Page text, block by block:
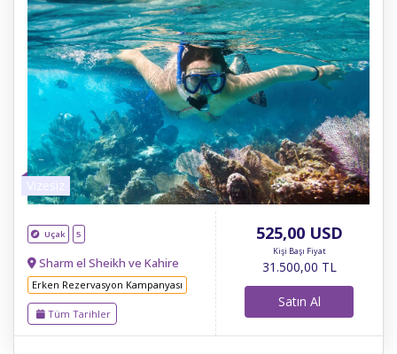
Uçak 5
Sharm el Sheikh ve Kahire
Erken Rezervasyon Kampanyası
Tüm Tarihler
525,00USD
Kişi Başı Fiyat
31.500,00 TL
Satın Al